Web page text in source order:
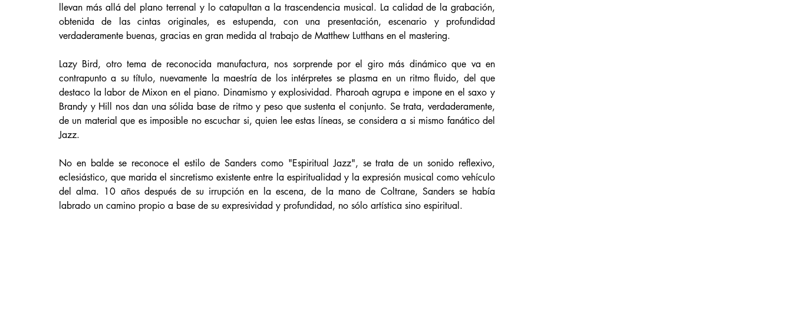
llevan más allá del plano terrenal y lo catapultan a la trascendencia musical. La calidad de la grabación,
obtenida de las cintas originales, es estupenda, con una presentación, escenario y profundidad
verdaderamente buenas, gracias en gran medida al trabajo de Matthew Lutthans en el mastering.
Lazy Bird, otro tema de reconocida manufactura, nos sorprende por el giro más dinámico que va en
contrapunto a su título, nuevamente la maestría de los intérpretes se plasma en un ritmo fluido, del que
destaco la labor de Mixon en el piano. Dinamismo y explosividad. Pharoah agrupa e impone en el saxo y
Brandy y Hill nos dan una sólida base de ritmo y peso que sustenta el conjunto. Se trata, verdaderamente,
de un material que es imposible no escuchar si, quien lee estas líneas, se considera a si mismo fanático del
Jazz.
No en balde se reconoce el estilo de Sanders como "Espiritual Jazz", se trata de un sonido reflexivo,
eclesiástico, que marida el sincretismo existente entre la espiritualidad y la expresión musical como vehículo
del alma. 10 años después de su irrupción en la escena, de la mano de Coltrane, Sanders se había
labrado un camino propio a base de su expresividad y profundidad, no sólo artística sino espiritual.